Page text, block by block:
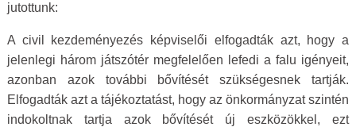
jutottunk:
A civil kezdeményezés képviselői elfogadták azt, hogy a
jelenlegi három játszótér megfelelően lefedi a falu igényeit,
azonban azok további bővítését szükségesnek tartják.
Elfogadták azt a tájékoztatást, hogy az önkormányzat szintén
indokoltnak tartja azok bővítését új eszközökkel, ezt